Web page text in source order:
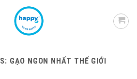
GẠO NGON NHẤT THẾ GIỚI